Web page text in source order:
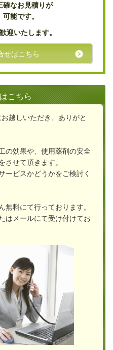
正確なお見積りが
す。
迎いたします。
せはこちら
こちら
越しいただき、ありがと
の効果や、使用薬剤の安全
させて頂きます。
ービスかどうかをご検討く
無料にて行っております。
はメールにて受け付けてお